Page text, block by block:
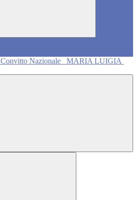
Convitto Nazionale
MARIA LUIGIA